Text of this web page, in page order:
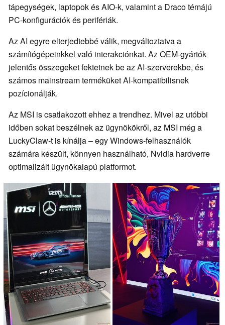
tápegységek, laptopok és AIO-k, valamint a Draco témájú
PC-konfigurációk és perifériák.
Az AI egyre elterjedtebbé válik, megváltoztatva a
számítógépeinkkel való interakciónkat. Az OEM-gyártók
jelentős összegeket fektetnek be az AI-szerverekbe, és
számos mainstream terméküket AI-kompatibilisnek
pozícionálják.
Az MSI is csatlakozott ehhez a trendhez. Mivel az utóbbi
időben sokat beszélnek az ügynökökről, az MSI még a
LuckyClaw-t is kínálja – egy Windows-felhasználók
számára készült, könnyen használható, Nvidia hardverre
optimalizált ügynökalapú platformot.